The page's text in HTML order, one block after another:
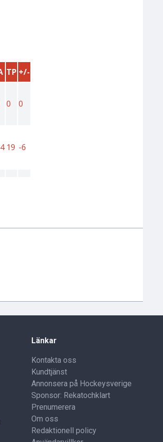
Länkar
Kontakta oss
Kundtjänst
Annonsera på Hockeysverige
Sponsor: Rekatochklart
Prenumerera
Om oss
Redaktionell policy